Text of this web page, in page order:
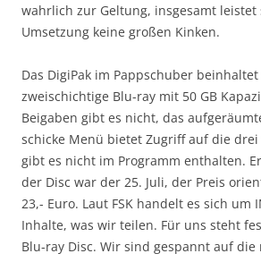
wahrlich zur Geltung, insgesamt leistet
Umsetzung keine großen Kinken.
Das DigiPak im Pappschuber
zweischichtige Blu-ray mit 50 GB
Beigaben gibt es nicht, das
schicke Menü bietet Zugriff auf die
gibt es nicht im Programm enthalten.
der Disc war der 25. Juli, der Preis
23,- Euro. Laut FSK handelt es sich um
Inhalte, was wir teilen. Für uns steht
Blu-ray Disc. Wir sind gespannt auf die